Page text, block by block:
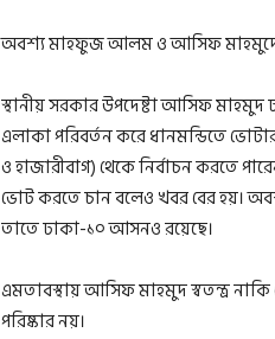
অবশ্য মাহফুজ আলম ও আসিফ মাহমুদের
স্থানীয় সরকার উপদেষ্টা আসিফ
এলাকা পরিবর্তন করে ধানমন্ডিতে
ও হাজারীবাগ) থেকে নির্বাচন করতে
ভোট করতে চান বলেও খবর বের হয়।
তাতে ঢাকা-১০ আসনও রয়েছে।
এমতাবস্থায় আসিফ মাহমুদ স্বতন্ত্র
পরিষ্কার নয়।